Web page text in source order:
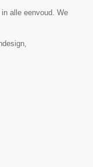
alle eenvoud. We